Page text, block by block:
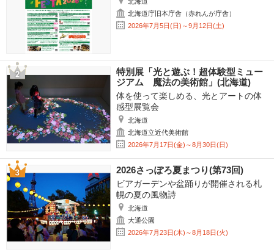
北海道庁旧本庁舎（赤れんが庁舎）
2026年7月5日(日)～9月12日(土)
特別展「光と遊ぶ！超体験型ミュー
ジアム 魔法の美術館」(北海道)
体を使って楽しめる、光とアートの体
感型展覧会
北海道
北海道立近代美術館
2026年7月17日(金)～8月30日(日)
2026さっぽろ夏まつり(第73回)
ビアガーデンや盆踊りが開催される札
幌の夏の風物詩
北海道
大通公園
2026年7月23日(木)～8月18日(火)